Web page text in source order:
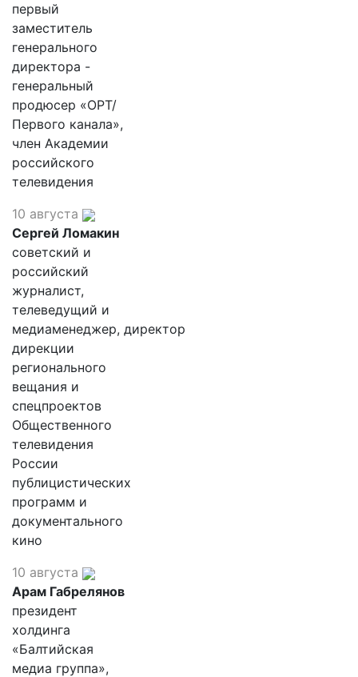
первый
заместитель
генерального
директора -
генеральный
продюсер «ОРТ/
Первого канала»,
член Академии
российского
телевидения
10 августа
Сергей Ломакин
советский и
российский
журналист,
телеведущий и
медиаменеджер, директор
дирекции
регионального
вещания и
спецпроектов
Общественного
телевидения
России
публицистических
программ и
документального
кино
10 августа
Арам Габрелянов
президент
холдинга
«Балтийская
медиа группа»,